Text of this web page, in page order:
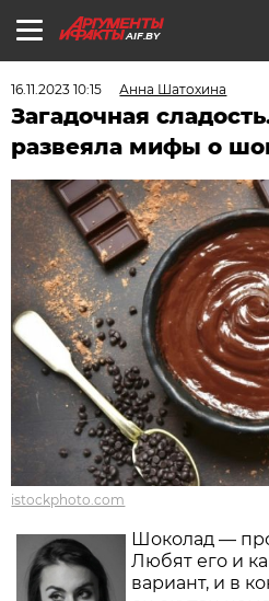
AIF.BY
16.11.2023 10:15 Анна Шатохина
Загадочная
развеяла мифы о
istockphoto.com
Шоколад —
Любят его и
вариант, и в